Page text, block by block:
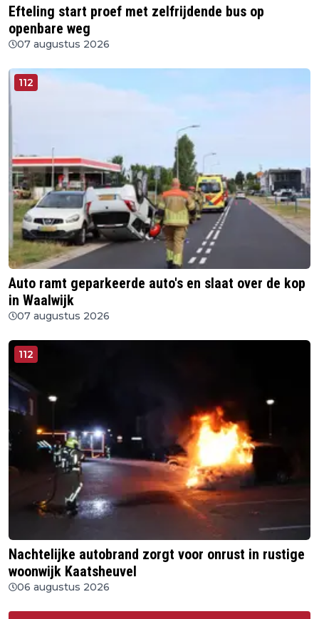
Efteling start proef met zelfrijdende bus op
openbare weg
07 augustus 2026
112
Auto ramt geparkeerde auto's en slaat over de kop
in Waalwijk
07 augustus 2026
112
Nachtelijke autobrand zorgt voor onrust in rustige
woonwijk Kaatsheuvel
06 augustus 2026